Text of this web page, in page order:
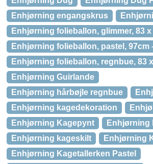
Enhjørning engangskrus
Enhjørning folieballon, glimmer, 83 x
Enhjørning folieballon, pastel, 97cm
Enhjørning folieballon, regnbue, 83
Enhjørning Guirlande
Enhjørning hårbøjle regnbue
Enhjørning kagedekoration
Enhjørning Kagepynt
Enhjørning
Enhjørning kageskilt
Enhjørning
Enhjørning Kagetallerken Pastel